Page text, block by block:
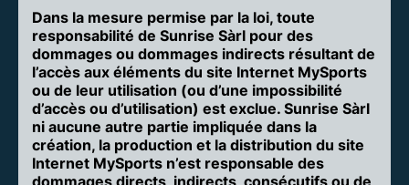
Dans la mesure permise par la loi, toute
responsabilité de Sunrise Sàrl pour des
dommages ou dommages indirects résultant de
l’accès aux éléments du site Internet MySports
ou de leur utilisation (ou d’une impossibilité
d’accès ou d’utilisation) est exclue. Sunrise Sàrl
ni aucune autre partie impliquée dans la
création, la production et la distribution du site
Internet MySports n’est responsable des
dommages directs, indirects, consécutifs ou de